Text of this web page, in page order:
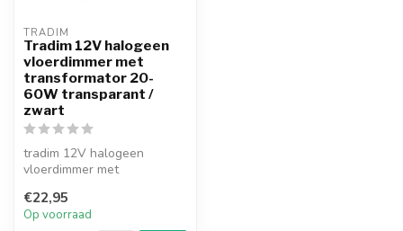
TRADIM
Tradim 12V halogeen
vloerdimmer met
transformator 20-
60W transparant /
zwart
tradim 12V halogeen
vloerdimmer met
(20-60W). Geschi...
€22,95
Op voorraad